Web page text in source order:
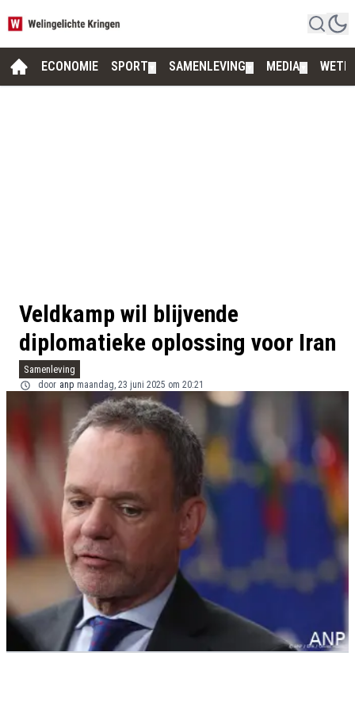
ECONOMIE SPORT SAMENLEVING MEDIA
Veldkamp wil blijvende
diplomatieke oplossing voor Iran
Samenleving
door anp maandag, 23 juni 2025 om 20:21